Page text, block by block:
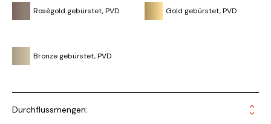
Rosègold gebürstet, PVD Gold gebürstet, PVD
Bronze gebürstet, PVD
Durchflussmengen: